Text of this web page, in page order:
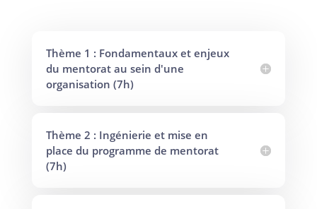
Thème 1 : Fondamentaux et enjeux
du mentorat au sein d'une
organisation (7h)
Thème 2 : Ingénierie et mise en
place du programme de mentorat
(7h)